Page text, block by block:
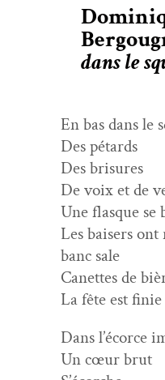
dans le
En bas dans le
Des pétards
Des brisures
De voix et de
Une flasque se
Les bais­ers
banc sale
Canettes de
La fête est finie
Dans l’é­corce
Un cœur brut